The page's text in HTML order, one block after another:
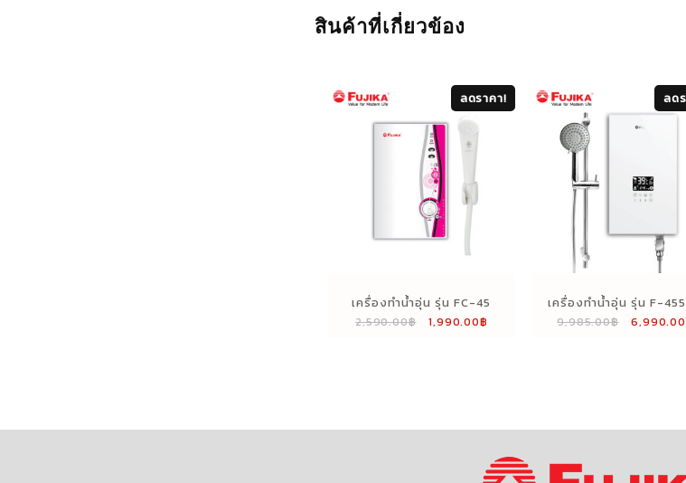
สินค้าที่เกี่ยวข้อง
ลดราคา!
เครื่องทำน้ำอุ่น รุ่น FC-45
2,590.00฿
Original
1,990.00฿
ลด
เครื่องทำน้ำอุ่น รุ่น F-
9,985.00฿
Original
6,990.00